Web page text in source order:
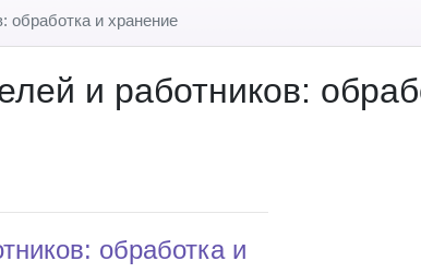
обработка и хранение
и работников:
обработка и